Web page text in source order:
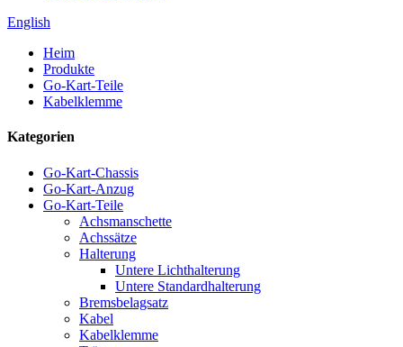
English
Heim
Produkte
Go-Kart-Teile
Kabelklemme
Kategorien
Go-Kart-Chassis
Go-Kart-Anzug
Go-Kart-Teile
Achsmanschette
Achssätze
Halterung
Untere Lichthalterung
Untere Standardhalterung
Bremsbelagsatz
Kabel
Kabelklemme